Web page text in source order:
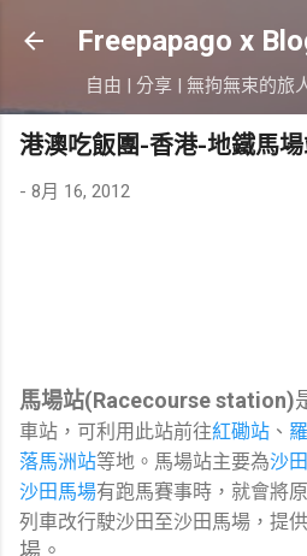
跳到主要
Freepapago x
自由 | 分享 | 無拘無束的旅
港澳吃飯團-香港-地鐵馬
- 8月 16, 2012
馬場站(Racecourse station)
車站，可利用此站前往紅磡站 、
落馬洲站等地。馬場站主要為沙
沙田馬場有跑馬賽事時，就會將
列車改行駛沙田至沙田馬場，提
場。